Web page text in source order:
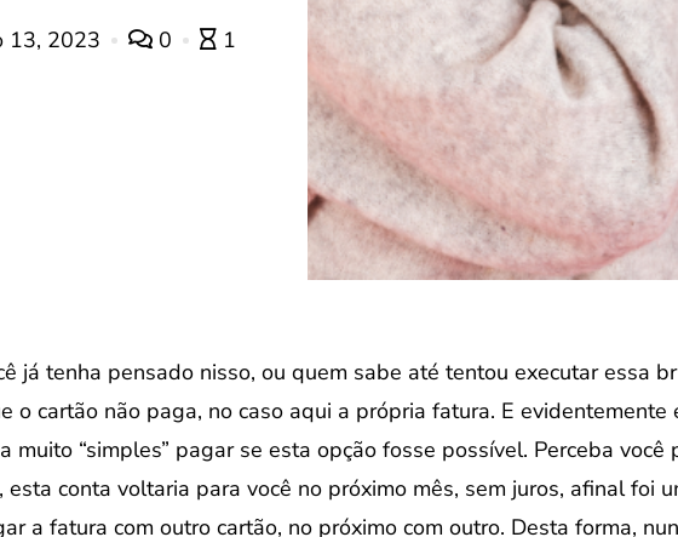
13, 2023 0
1
já tenha pensado nisso, ou quem sabe até tentou executar essa
o cartão não paga, no caso aqui a própria fatura. E evidentemente
muito “simples” pagar se esta opção fosse possível. Perceba
esta conta voltaria para você no próximo mês, sem juros, afinal foi
a fatura com outro cartão, no próximo com outro. Desta forma,